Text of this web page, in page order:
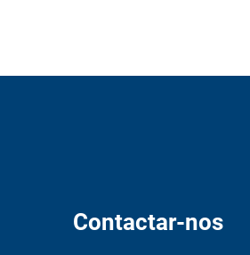
Contactar-nos